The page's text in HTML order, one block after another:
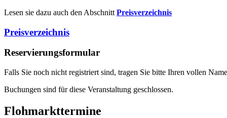
Lesen sie dazu auch den Abschnitt Preisverzeichnis
Preisverzeichnis
Reservierungsformular
Falls Sie noch nicht registriert sind, tragen Sie bitte Ihren vollen
Buchungen sind für diese Veranstaltung geschlossen.
Flohmarkttermine